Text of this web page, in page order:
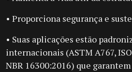
• Proporciona segurança e
• Suas aplicações estão
internacionais (ASTM A767,
NBR 16300:2016) que